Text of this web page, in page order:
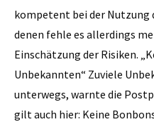
kompetent bei der Nutzung
denen fehle es allerdings
Einschätzung der Risiken.
Unbekannten“ Zuviele
unterwegs, warnte die
gilt auch hier: Keine